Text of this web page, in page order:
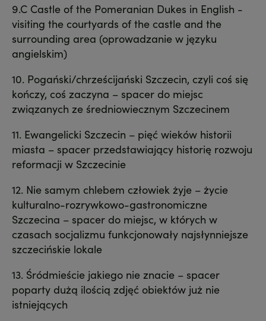
9.C Castle of the Pomeranian Dukes in English -
visiting the courtyards of the castle and the
surrounding area (oprowadzanie w języku
angielskim)
10. Pogański/chrześcijański Szczecin, czyli coś się
kończy, coś zaczyna – spacer do miejsc
związanych ze średniowiecznym Szczecinem
11. Ewangelicki Szczecin – pięć wieków historii
miasta – spacer przedstawiający historię rozwoju
reformacji w Szczecinie
12. Nie samym chlebem człowiek żyje – życie
kulturalno-rozrywkowo-gastronomiczne
Szczecina – spacer do miejsc, w których w
czasach socjalizmu funkcjonowały najsłynniejsze
szczecińskie lokale
13. Śródmieście jakiego nie znacie – spacer
poparty dużą ilością zdjęć obiektów już nie
istniejących